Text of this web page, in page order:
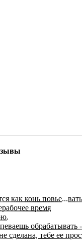
как конь
время
обрабатывать
сделана, тебе ее